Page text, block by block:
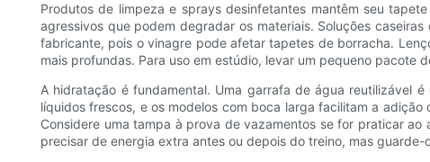
Produtos de limpeza e sprays desinfetantes mantêm seu
agressivos que podem degradar os materiais. Soluções
fabricante, pois o vinagre pode afetar tapetes de borracha.
mais profundas. Para uso em estúdio, levar um pequeno pacote
A hidratação é fundamental. Uma garrafa de água reutilizável
líquidos frescos, e os modelos com boca larga facilitam a
Considere uma tampa à prova de vazamentos se for praticar
precisar de energia extra antes ou depois do treino, mas